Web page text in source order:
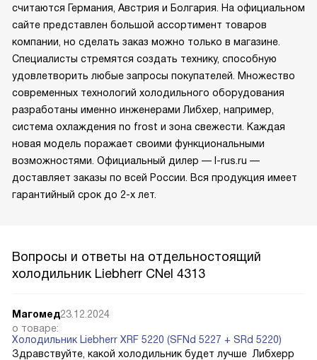
считаются Германия, Австрия и Болгария. На официальном
сайте представлен большой ассортимент товаров
компании, но сделать заказ можно только в магазине.
Специалисты стремятся создать технику, способную
удовлетворить любые запросы покупателей. Множество
современных технологий холодильного оборудования
разработаны именно инженерами Либхер, например,
система охлаждения no frost и зона свежести. Каждая
новая модель поражает своими функциональными
возможностями. Официальный дилер — l-rus.ru —
доставляет заказы по всей России. Вся продукция имеет
гарантийный срок до 2-х лет.
Вопросы и ответы на отдельностоящий
холодильник Liebherr CNel 4313
Магомед23.12.2024
о товаре:
Холодильник Liebherr XRF 5220 (SFNd 5227 + SRd 5220)
Здравствуйте, какой холодильник будет лучше Либхерр